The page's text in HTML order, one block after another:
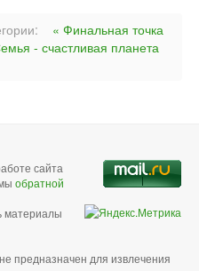
« Финальная точка
- счастливая планета
сайта
обратной
материалы
предназначен для извлечения